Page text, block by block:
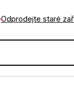
Odprodejte staré